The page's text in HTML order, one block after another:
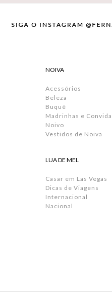
NOIVA
Acessórios
Beleza
Buquê
Madrinhas e
Noivo
Vestidos de Noiva
LUA DE MEL
Casar em Las Vegas
Dicas de Viagens
Internacional
Nacional